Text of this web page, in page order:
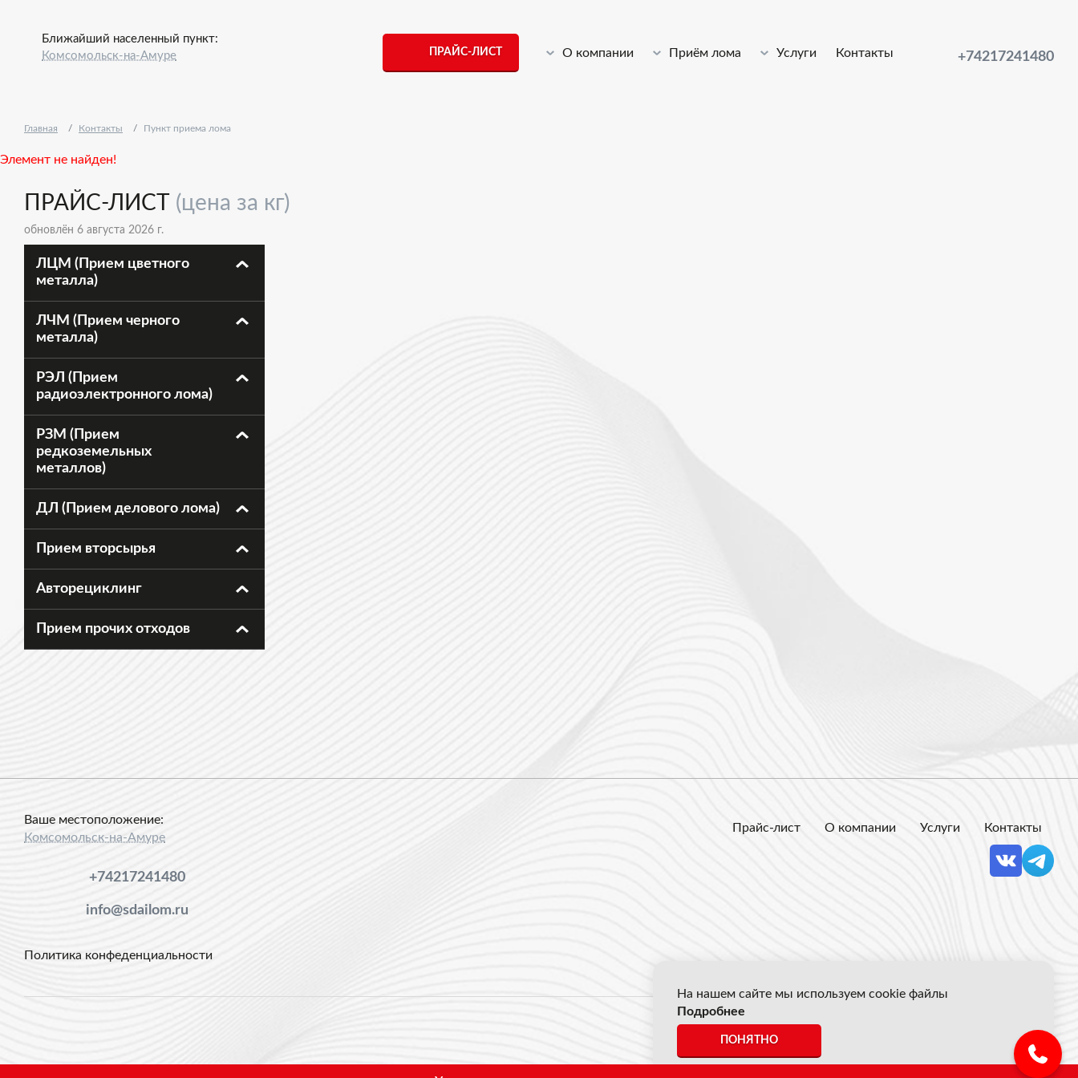
Ближайший населенный пункт:
Комсомольск-на-Амуре
ПРАЙС-ЛИСТ О компании Приём лома Услуги Контакты +74217241480
Главная Контакты Пункт приема лома
Элемент не найден!
ПРАЙС-ЛИСТ (цена за кг)
обновлён 6 августа 2026 г.
ЛЦМ (Прием цветного
металла)
ЛЧМ (Прием черного
металла)
РЭЛ (Прием
радиоэлектронного лома)
РЗМ (Прием
редкоземельных
металлов)
ДЛ (Прием делового лома)
Прием вторсырья
Авторециклинг
Прием прочих отходов
Ваше местоположение:
Комсомольск-на-Амуре
+74217241480
info@sdailom.ru
Политика конфеденциальности
Прайс-лист О компании Услуги Контакты
© 2026 Акрон Скрап
*Все цены указанные на сайте не являются публичной офертой.
На нашем сайте мы используем cookie файлы
Подробнее
ПОНЯТНО